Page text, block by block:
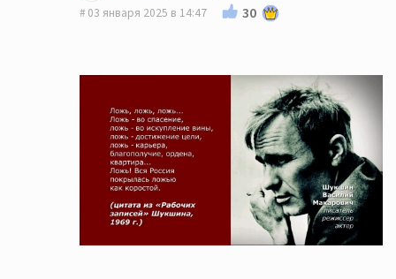
03 января 2025 в 14:47
30